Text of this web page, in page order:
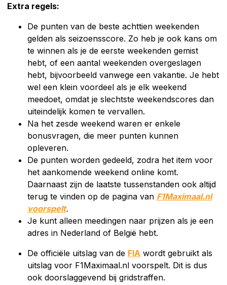
Extra regels:
De punten van de beste achttien weekenden
gelden als seizoensscore. Zo heb je ook kans om
te winnen als je de eerste weekenden gemist
hebt, of een aantal weekenden overgeslagen
hebt, bijvoorbeeld vanwege een vakantie. Je hebt
wel een klein voordeel als je elk weekend
meedoet, omdat je slechtste weekendscores dan
uiteindelijk komen te vervallen.
Na het zesde weekend waren er enkele
bonusvragen, die meer punten kunnen
opleveren.
De punten worden gedeeld, zodra het item voor
het aankomende weekend online komt.
Daarnaast zijn de laatste tussenstanden ook altijd
terug te vinden op de pagina van F1Maximaal.nl
voorspelt.
Je kunt alleen meedingen naar prijzen als je een
adres in Nederland of België hebt.
De officiële uitslag van de FIA wordt gebruikt als
uitslag voor F1Maximaal.nl voorspelt. Dit is dus
ook doorslaggevend bij gridstraffen.